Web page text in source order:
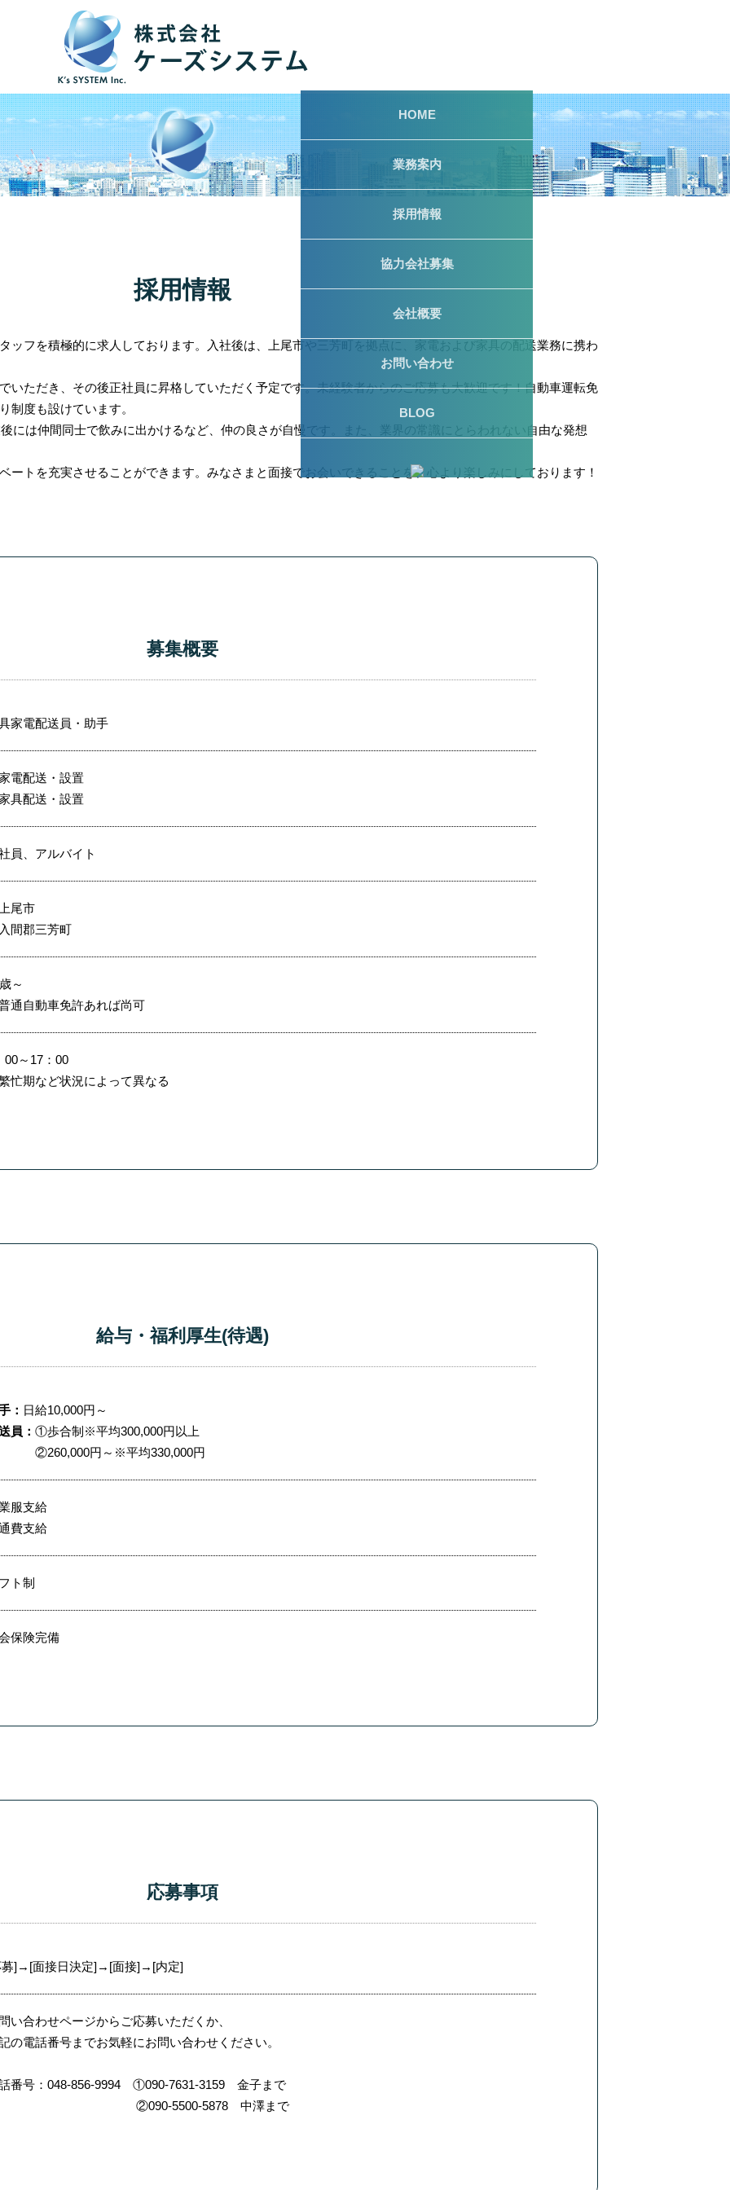
HOME
業務案内
採用情報
協力会社募集
会社概要
お問い合わせ
BLOG
採用情報
ッフを積極的に求人しております。入社後は、上尾市や三芳町を拠点に、家電および家具の配送業務に携わ
いただき、その後正社員に昇格していただく予定です。未経験者からのご応募も大歓迎です！自動車運転免
制度も設けています。
には仲間同士で飲みに出かけるなど、仲の良さが自慢です。また、業界の常識にとらわれない自由な発想
ートを充実させることができます。みなさまと面接でお会いできることを、心より楽しみにしております！
募集概要
家電配送員・助手
電配送・設置
具配送・設置
員、アルバイト
尾市
間郡三芳町
～
通自動車免許あれば尚可
00～17：00
忙期など状況によって異なる
給与・福利厚生(待遇)
： 日給10,000円～
員： ①歩合制※平均300,000円以上
円～※平均330,000円
服支給
費支給
ト制
保険完備
応募事項
募]→[面接日決定]→[面接]→[内定]
い合わせページからご応募いただくか、
の電話番号までお気軽にお問い合わせください。
番号：048-856-9994 ①090-7631-3159 金子まで
5500-5878 中澤まで